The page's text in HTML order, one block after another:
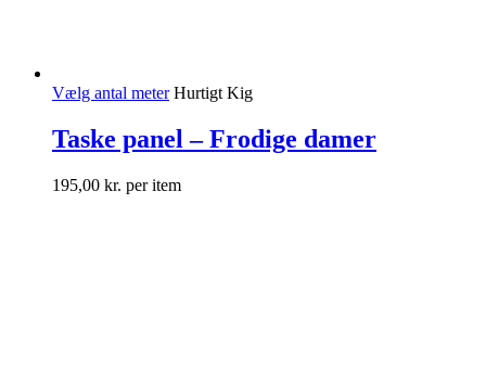
Vælg antal meter Hurtigt Kig
Taske panel – Frodige damer
195,00 kr. per item